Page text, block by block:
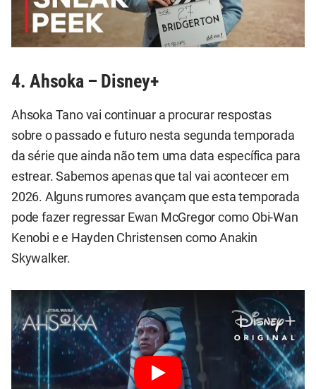
4. Ahsoka – Disney+
Ahsoka Tano vai continuar a procurar respostas
sobre o passado e futuro nesta segunda temporada
da série que ainda não tem uma data específica para
estrear. Sabemos apenas que tal vai acontecer em
2026. Alguns rumores avançam que esta temporada
pode fazer regressar Ewan McGregor como Obi-Wan
Kenobi e e Hayden Christensen como Anakin
Skywalker.